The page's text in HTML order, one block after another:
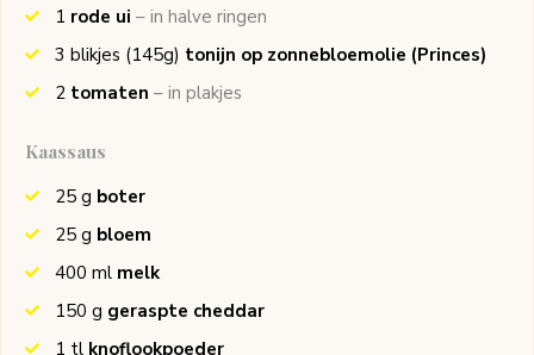
1 rode ui – in halve ringen
3 blikjes (145g) tonijn op zonnebloemolie (Princes)
2 tomaten – in plakjes
Kaassaus
25 g boter
25 g bloem
400 ml melk
150 g geraspte cheddar
1 tl knoflookpoeder